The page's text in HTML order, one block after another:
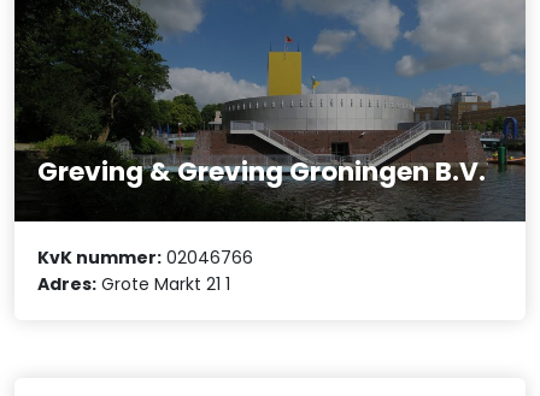
Greving & Greving Groningen B.V.
KvK nummer: 02046766
Adres: Grote Markt 21 1